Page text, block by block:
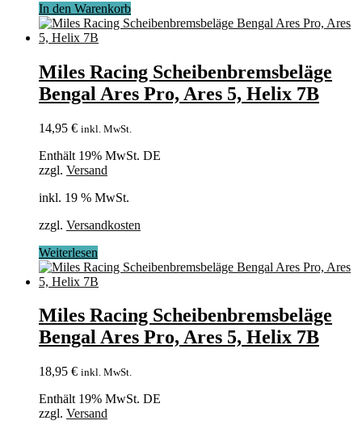
In den Warenkorb
Miles Racing Scheibenbremsbeläge
Bengal Ares Pro, Ares 5, Helix 7B
14,95 € inkl. MwSt.
Enthält 19% MwSt. DE
zzgl. Versand
inkl. 19 % MwSt.
zzgl. Versandkosten
Weiterlesen
Miles Racing Scheibenbremsbeläge
Bengal Ares Pro, Ares 5, Helix 7B
18,95 € inkl. MwSt.
Enthält 19% MwSt. DE
zzgl. Versand